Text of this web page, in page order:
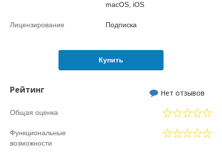
macOS, iOS
Лицензирование Подписка
Купить
Рейтинг Нет отзывов
Общая оценка
Функциональные
возможности